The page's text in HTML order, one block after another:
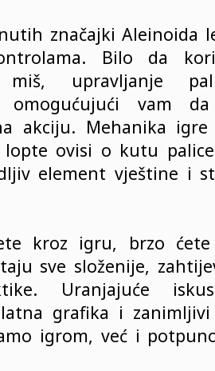
značajki Aleinoida
Bilo da
upravljanje
omogućujući vam
akciju. Mehanika
ovisi o kutu
element vještine i
kroz igru, brzo
sve složenije,
Uranjajuće
grafika i
igrom, već i